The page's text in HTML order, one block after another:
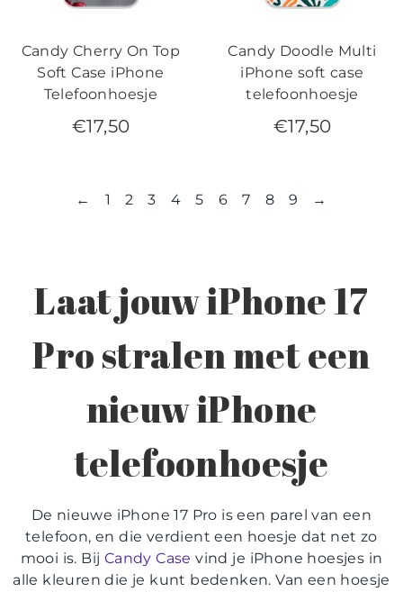
Candy Cherry On Top
Soft Case iPhone
Telefoonhoesje
€17,50
Candy Doodle Multi
iPhone soft case
telefoonhoesje
€17,50
← 1 2 3 4 5 6 7 8 9 →
Laat jouw iPhone 17
Pro stralen met een
nieuwiPhone
telefoonhoesje
De nieuwe iPhone 17 Pro is een parel van een
telefoon, en die verdient een hoesje dat net zo
mooi is. Bij Candy Case vind je iPhone hoesjes in
alle kleuren die je kunt bedenken. Van een hoesje